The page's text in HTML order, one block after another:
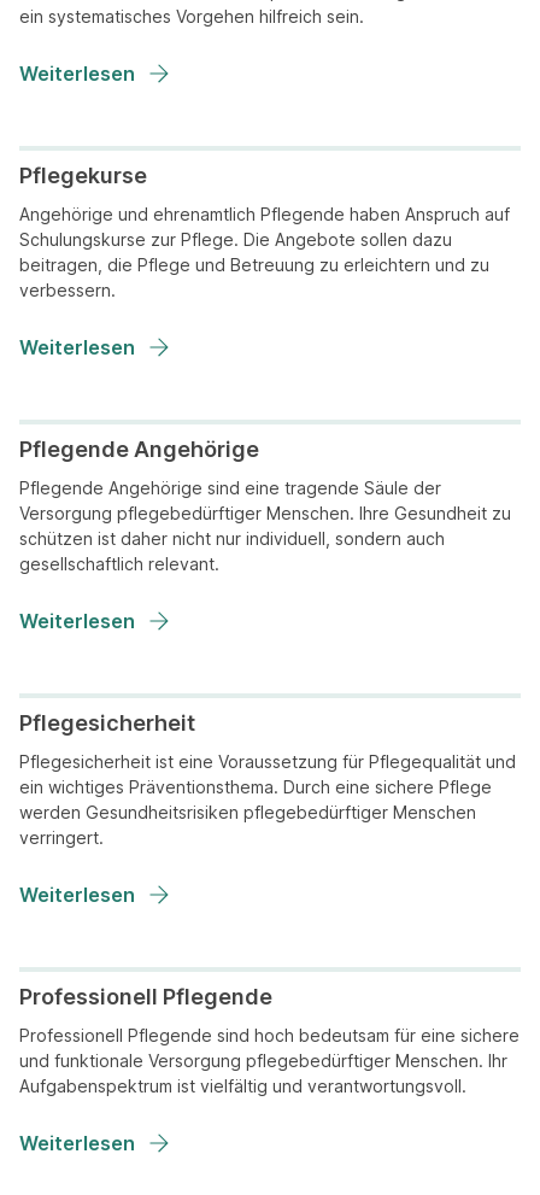
ein systematisches Vorgehen hilfreich sein.
Weiterlesen
Pflegekurse
Angehörige und ehrenamtlich Pflegende haben Anspruch auf
Schulungskurse zur Pflege. Die Angebote sollen dazu
beitragen, die Pflege und Betreuung zu erleichtern und zu
verbessern.
Weiterlesen
Pflegende Angehörige
Pflegende Angehörige sind eine tragende Säule der
Versorgung pflegebedürftiger Menschen. Ihre Gesundheit zu
schützen ist daher nicht nur individuell, sondern auch
gesellschaftlich relevant.
Weiterlesen
Pflegesicherheit
Pflegesicherheit ist eine Voraussetzung für Pflegequalität und
ein wichtiges Präventionsthema. Durch eine sichere Pflege
werden Gesundheitsrisiken pflegebedürftiger Menschen
verringert.
Weiterlesen
Professionell Pflegende
Professionell Pflegende sind hoch bedeutsam für eine sichere
und funktionale Versorgung pflegebedürftiger Menschen. Ihr
Aufgabenspektrum ist vielfältig und verantwortungsvoll.
Weiterlesen